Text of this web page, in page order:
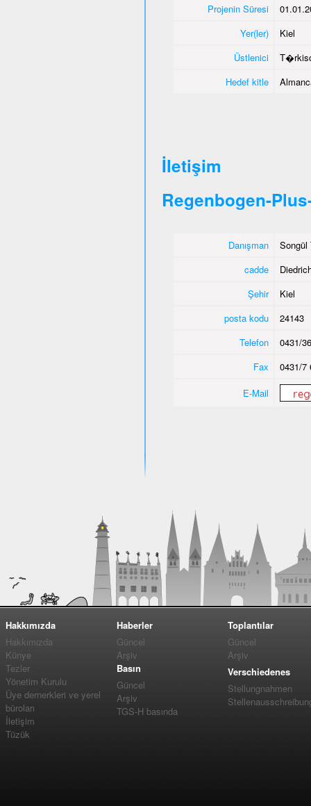
Projenin Süresi
Yer(ler)
Kiel
Üstlenici
Hedef kitle
İletişim
Regenbogen-
Danışman
Songül
cadde
Şehir
Kiel
posta kodu
24143
Telefon
0431/
Fax
0431/7
E-Mail
Hakkımızda
Hakkımızda
Künye
Tezler
Yönetim Kurulu
Üye dernerkleri ve yerel
büroları
İletişim
Tüzük
Haberler
Güncel
Arşiv
Basın
Güncel
Arşiv
TGS-H basında
Toplantılar
Güncel
Arşiv
Verschiedenes
Stellungnahmen